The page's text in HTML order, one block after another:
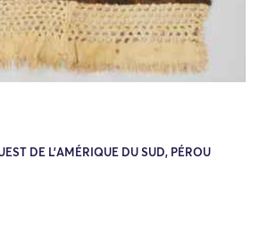
DE L'AMÉRIQUE DU SUD, PÉROU